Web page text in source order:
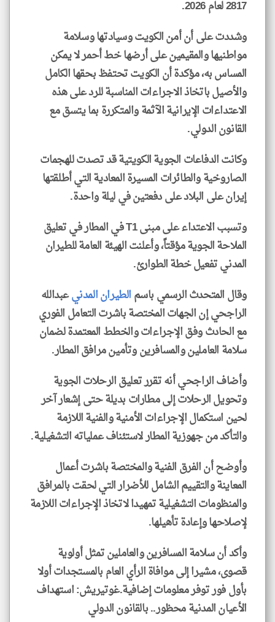
2817 لعام 2026.
وشددت على أن أمن الكويت وسيادتها وسلامة
مواطنيها والمقيمين على أرضها خط أحمر لا يمكن
المساس به، مؤكدة أن الكويت تحتفظ بحقها الكامل
والأصيل باتخاذ الاجراءات المناسبة للرد على هذه
الاعتداءات الإيرانية الآثمة والمتكررة بما يتسق مع
القانون الدولي.
وكانت الدفاعات الجوية الكويتية قد تصدت للهجمات
الصاروخية والطائرات المسيرة المعادية التي أطلقتها
إيران على البلاد على دفعتين في ليلة واحدة.
وتسبب الاعتداء على مبنى T1 في المطار في تعليق
الملاحة الجوية مؤقتاً، وأعلنت الهيئة العامة للطيران
المدني تفعيل خطة الطوارئ.
وقال المتحدث الرسمي باسمالطيران المدنيعبدالله
الراجحي إن الجهات المختصة باشرت التعامل الفوري
مع الحادث وفق الإجراءات والخطط المعتمدة لضمان
سلامة العاملين والمسافرين وتأمين مرافق المطار.
وأضاف الراجحي أنه تقرر تعليق الرحلات الجوية
وتحويل الرحلات إلى مطارات بديلة حتى إشعار آخر
لحين استكمال الإجراءات الأمنية والفنية اللازمة
والتأكد من جهوزية المطار لاستئناف عملياته التشغيلية.
وأوضح أن الفرق الفنية والمختصة باشرت أعمال
المعاينة والتقييم الشامل للأضرار التي لحقت بالمرافق
والمنظومات التشغيلية تمهيدا لاتخاذ الإجراءات اللازمة
لإصلاحها وإعادة تأهيلها.
وأكد أن سلامة المسافرين والعاملين تمثل أولوية
قصوى، مشيرا إلى موافاة الرأي العام بالمستجدات أولا
بأول فور توفر معلومات إضافية.غوتيريش: استهداف
الأعيان المدنية محظور.. بالقانون الدولي